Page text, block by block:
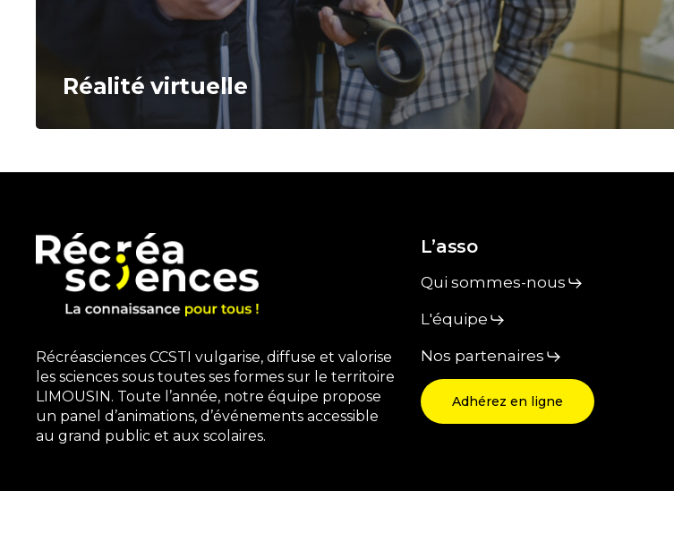
Réalité virtuelle
Récréasciences CCSTI vulgarise, diffuse et valorise
les sciences sous toutes ses formes sur le territoire
LIMOUSIN. Toute l’année, notre équipe propose
un panel d’animations, d’événements accessible
au grand public et aux scolaires.
L’asso
Qui sommes-nous
L'équipe
Nos partenaires
Adhérez en ligne